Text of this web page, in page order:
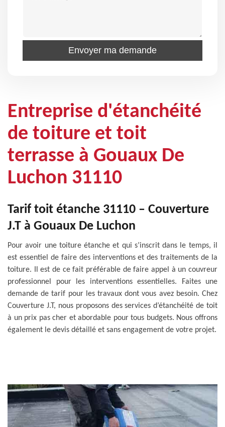
Entreprise d'étanchéité
de toiture et toit
terrasse à Gouaux De
Luchon 31110
Tarif toit étanche 31110 – Couverture
J.T à Gouaux De Luchon
Pour avoir une toiture étanche et qui s’inscrit dans le temps, il
est essentiel de faire des interventions et des traitements de la
toiture. Il est de ce fait préférable de faire appel à un couvreur
professionnel pour les interventions essentielles. Faites une
demande de tarif pour les travaux dont vous avez besoin. Chez
Couverture J.T, nous proposons des services d’étanchéité de toit
à un prix pas cher et abordable pour tous budgets. Nous offrons
également le devis détaillé et sans engagement de votre projet.